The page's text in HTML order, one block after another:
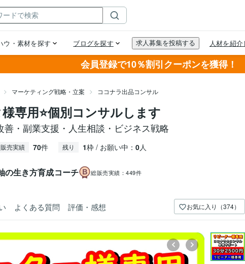
会員登録で10％割引クーポンを獲得！
マーケティング戦略・立案 ココナラ出品コンサル
専用⭐️個別コンサルします
善・副業支援・人生相談・ビジネス戦略
販売実績 70件 残り 1枠 / お願い中： 0人
の生き方育成コーチ 総販売実績： 449件
よくある質問 評価・感想 お気に入り（374）